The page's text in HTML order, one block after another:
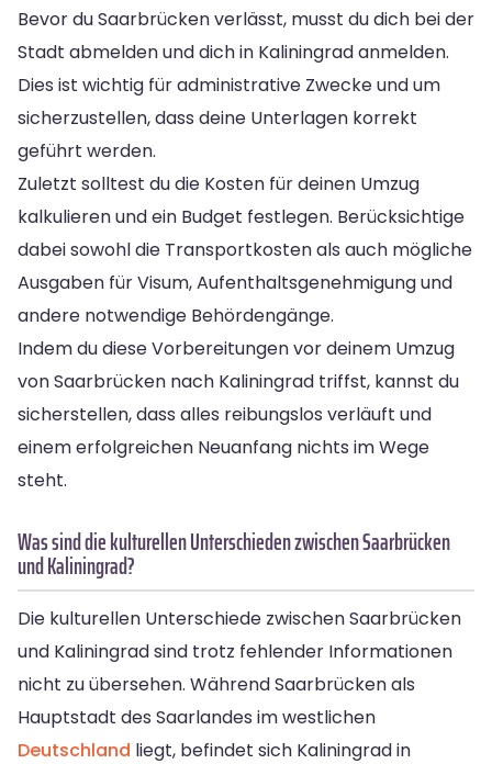
Bevor du Saarbrücken verlässt, musst du dich bei der
Stadt abmelden und dich in Kaliningrad anmelden.
Dies ist wichtig für administrative Zwecke und um
sicherzustellen, dass deine Unterlagen korrekt
geführt werden.
Zuletzt solltest du die Kosten für deinen Umzug
kalkulieren und ein Budget festlegen. Berücksichtige
dabei sowohl die Transportkosten als auch mögliche
Ausgaben für Visum, Aufenthaltsgenehmigung und
andere notwendige Behördengänge.
Indem du diese Vorbereitungen vor deinem Umzug
von Saarbrücken nach Kaliningrad triffst, kannst du
sicherstellen, dass alles reibungslos verläuft und
einem erfolgreichen Neuanfang nichts im Wege
steht.
Was sind die kulturellen Unterschieden zwischen Saarbrücken
und Kaliningrad?
Die kulturellen Unterschiede zwischen Saarbrücken
und Kaliningrad sind trotz fehlender Informationen
nicht zu übersehen. Während Saarbrücken als
Hauptstadt des Saarlandes im westlichen
Deutschland liegt, befindet sich Kaliningrad in